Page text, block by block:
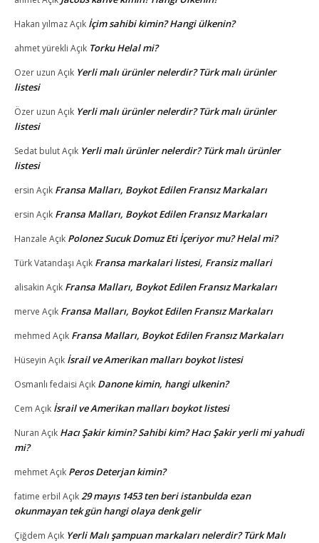
Hakan yılmazAçık İçim sahibi kimin? Hangi ülkenin?
ahmet yürekli Açık Torku Helal mi?
Ozer uzun Açık Yerli malı ürünler nelerdir? Türk malı ürünler
listesi
Özer uzun Açık Yerli malı ürünler nelerdir? Türk malı ürünler
listesi
Sedat bulutAçık Yerli malı ürünler nelerdir? Türk malı ürünler
listesi
ersin Açık Fransa Malları, Boykot Edilen Fransız Markaları
ersin Açık Fransa Malları, Boykot Edilen Fransız Markaları
Hanzale Açık Polonez Sucuk Domuz Eti İçeriyor mu? Helal mi?
Türk Vatandaşı Açık Fransa markalari listesi, Fransiz mallari
alisakin Açık Fransa Malları, Boykot Edilen Fransız Markaları
merve Açık Fransa Malları, Boykot Edilen Fransız Markaları
mehmed Açık Fransa Malları, Boykot Edilen Fransız Markaları
Hüseyin Açık İsrail ve Amerikan malları boykot listesi
Osmanlı fedaisi Açık Danone kimin, hangi ulkenin?
Cem Açık İsrail ve Amerikan malları boykot listesi
Nuran Açık Hacı Şakir kimin? Sahibi kim? Hacı Şakir yerli mi yahudi
mi?
mehmetAçık Peros Deterjan kimin?
fatime erbil Açık29 mayıs 1453 ten beri istanbulda ezan
okunmayan tek gün hangi olaya denk gelir
Çiğdem Açık Yerli Malı şampuan markaları nelerdir? Türk Malı